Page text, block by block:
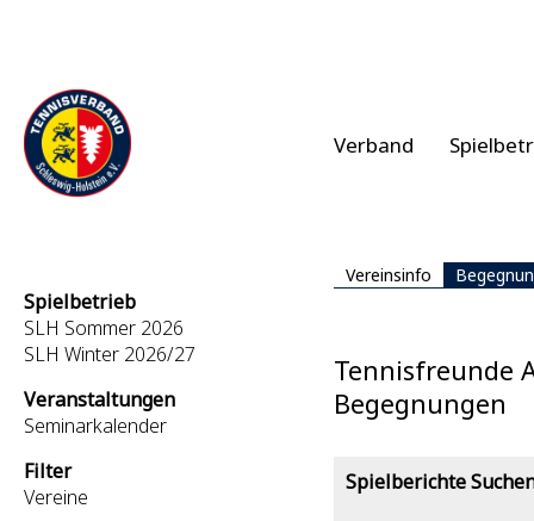
Verband
Vereinsinfo
Spielbetrieb
SLH Sommer 2026
SLH Winter 2026/27
Veranstaltungen
Seminarkalender
Filter
Vereine
Tennisfreunde
Begegnungen
Spielberichte